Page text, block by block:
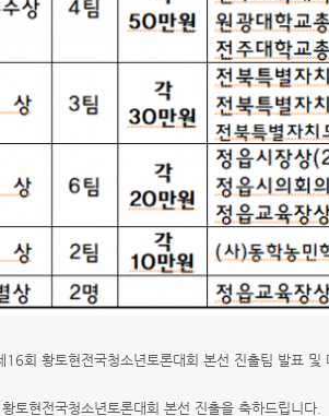
회 황토현전국청소년토론대회 본선 진출팀 발표 및
토현전국청소년토론대회 본선 진출을 축하드립니다.